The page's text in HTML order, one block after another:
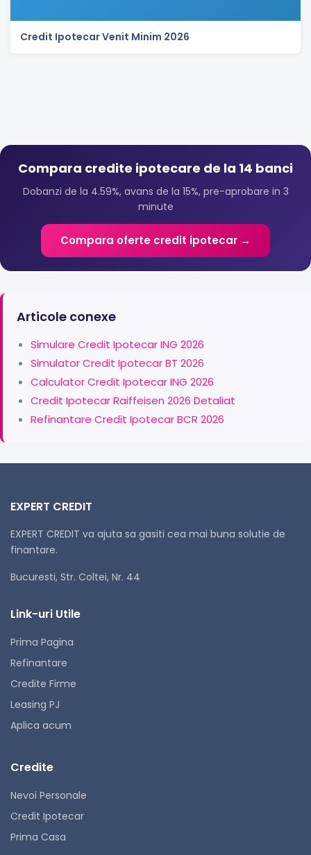
Credit Ipotecar Venit Minim 2026
Compara credite ipotecare de la 14 banci
Dobanzi de la 4.59%, avans de la 15%, pre-aprobare in 3
minute
Compara oferte credit ipotecar →
Articole conexe
Simulare Credit Ipotecar ING 2026
Simulator Credit Ipotecar BT 2026
Calculator Credit Ipotecar ING 2026
Credit Ipotecar Raiffeisen 2026 Detaliat
Refinantare Credit Ipotecar BCR 2026
EXPERT CREDIT
EXPERT CREDIT va ajuta sa gasiti cea mai buna solutie de
finantare.
Bucuresti, Str. Coltei, Nr. 44
Link-uri Utile
Prima Pagina
Refinantare
Credite Firme
Leasing PJ
Aplica acum
Credite
Nevoi Personale
Credit Ipotecar
Prima Casa